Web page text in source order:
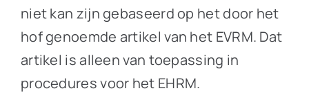
niet kan zijn gebaseerd op het door het
hof genoemde artikel van het EVRM. Dat
artikel is alleen van toepassing in
procedures voor het EHRM.